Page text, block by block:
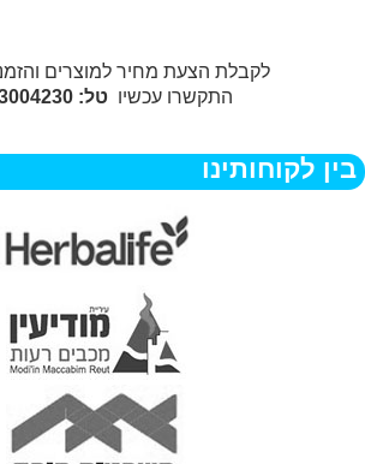
לקבלת הצעת מחיר למוצרים
התקשרו עכשיו טל: 077-3004230
בין לקוחותינו